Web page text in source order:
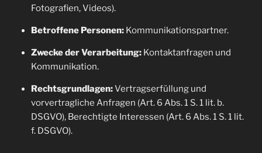
Fotografien, Videos).
Betroffene Personen:Kommunikationspartner.
Zwecke der Verarbeitung:Kontaktanfragen und
Kommunikation.
Rechtsgrundlagen:Vertragserfüllung und
vorvertragliche Anfragen (Art. 6 Abs. 1 S. 1 lit. b.
DSGVO), Berechtigte Interessen (Art. 6 Abs. 1 S. 1 lit.
f. DSGVO).